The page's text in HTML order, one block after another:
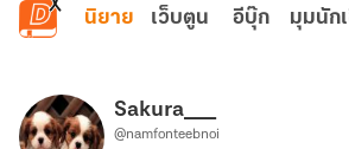
ข้ามไปยังเนื้อหาหลัก
นิยาย เว็บตูน อีบุ๊ก มุมนัก
Sakura___
@namfonteebnoi